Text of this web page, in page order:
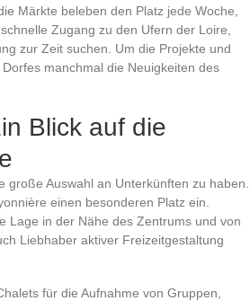
Märkte beleben den Platz jede Woche,
Zugang zu den Ufern der Loire,
zur Zeit suchen. Um die Projekte und
manchmal die Neuigkeiten des
Blick auf die
Auswahl an Unterkünften zu haben.
einen besonderen Platz ein.
Lage in der Nähe des Zentrums und von
Liebhaber aktiver Freizeitgestaltung
für die Aufnahme von Gruppen,